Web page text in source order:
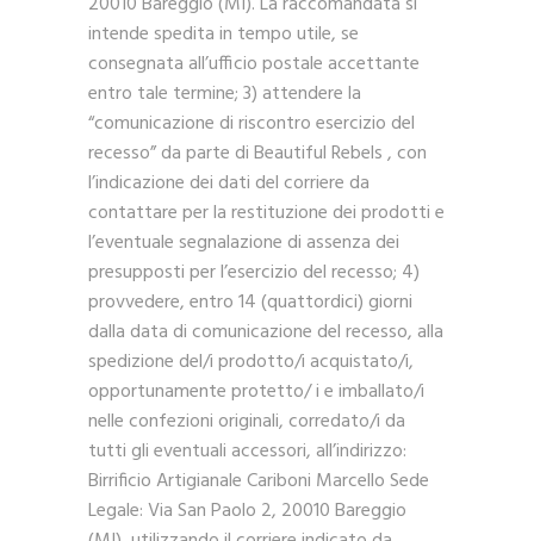
intende spedita in tempo utile, se
consegnata all’ufficio postale accettante
entro tale termine; 3) attendere la
“comunicazione di riscontro esercizio del
recesso” da parte di Beautiful Rebels , con
l’indicazione dei dati del corriere da
contattare per la restituzione dei prodotti e
l’eventuale segnalazione di assenza dei
presupposti per l’esercizio del recesso; 4)
provvedere, entro 14 (quattordici) giorni
dalla data di comunicazione del recesso, alla
spedizione del/i prodotto/i acquistato/i,
opportunamente protetto/ i e imballato/i
nelle confezioni originali, corredato/i da
tutti gli eventuali accessori, all’indirizzo:
Birrificio Artigianale Cariboni Marcello Sede
Legale: Via San Paolo 2, 20010 Bareggio